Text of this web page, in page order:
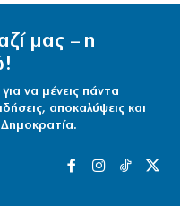
μας – η
να μένεις πάντα
αποκαλύψεις και
Δημοκρατία.